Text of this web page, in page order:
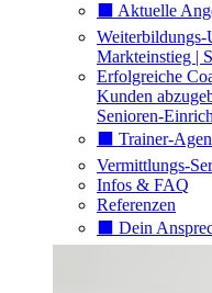
⬛️ Aktuelle
Weiterbildungs-
Markteinstieg |
Erfolgreiche
Kunden
Senioren-
⬛️ Trainer-
Vermittlungs-
Infos & FAQ
Referenzen
⬛️ Dein